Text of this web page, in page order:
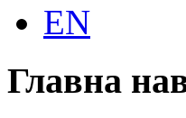
EN
Главна